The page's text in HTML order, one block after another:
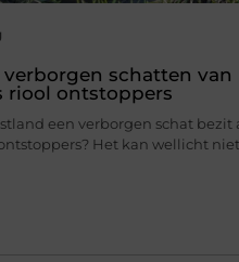
schatten van
riool ontstoppers
een verborgen schat bezit
Het kan wellicht